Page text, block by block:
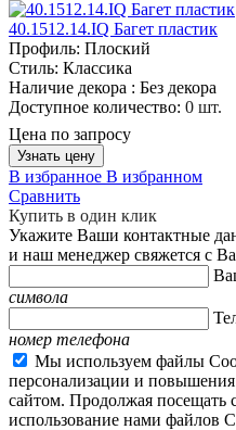
40.1512.14.IQ Багет пластик
Профиль: Плоский
Стиль: Классика
Наличие декора : Без декора
Доступное количество: 0 шт.
Цена по запросу
Узнать цену
В избранное В избранном
Сравнить
Купить в один клик
Укажите Ваши контактные
и наш менеджер свяжется с
символа
номер телефона
Мы используем файлы
персонализации и
сайтом. Продолжая посещать
использование нами файлов